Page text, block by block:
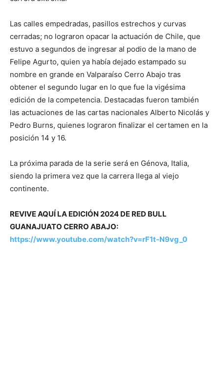
Las calles empedradas, pasillos estrechos y curvas
cerradas; no lograron opacar la actuación de Chile, que
estuvo a segundos de ingresar al podio de la mano de
Felipe Agurto, quien ya había dejado estampado su
nombre en grande en Valparaíso Cerro Abajo tras
obtener el segundo lugar en lo que fue la vigésima
edición de la competencia. Destacadas fueron también
las actuaciones de las cartas nacionales Alberto Nicolás y
Pedro Burns, quienes lograron finalizar el certamen en la
posición 14 y 16.
La próxima parada de la serie será en Génova, Italia,
siendo la primera vez que la carrera llega al viejo
continente.
REVIVE AQUÍ LA EDICIÓN 2024 DE RED BULL
GUANAJUATO CERRO ABAJO:
https://www.youtube.com/watch?v=rF1t-N9vg_0